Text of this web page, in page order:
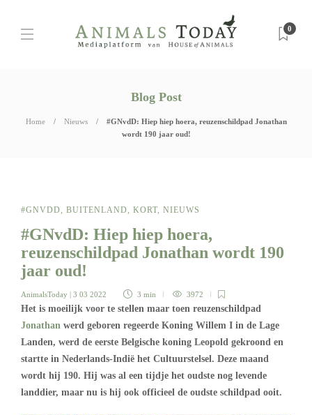
0
Blog Post
Home Nieuws
#GNvdD: Hiep hiep hoera, reuzenschildpad Jonathan
wordt 190 jaar oud!
#GNVDD, BUITENLAND, KORT, NIEUWS
#GNvdD: Hiep hiep hoera,
reuzenschildpad Jonathan wordt 190
jaar oud!
AnimalsToday | 3 03 2022 3 min 3972
Het is moeilijk voor te stellen maar toen reuzenschildpad
Jonathan werd geboren regeerde Koning Willem I in de Lage
Landen, werd de eerste Belgische koning Leopold gekroond en
startte in Nederlands-Indië het Cultuurstelsel. Deze maand
wordt hij 190. Hij was al een tijdje het oudste nog levende
landdier, maar nu is hij ook officieel de oudste schildpad ooit.